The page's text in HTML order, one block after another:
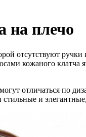
на плечо
отсутствуют
кожаного клатча
отличаться по
стильные и